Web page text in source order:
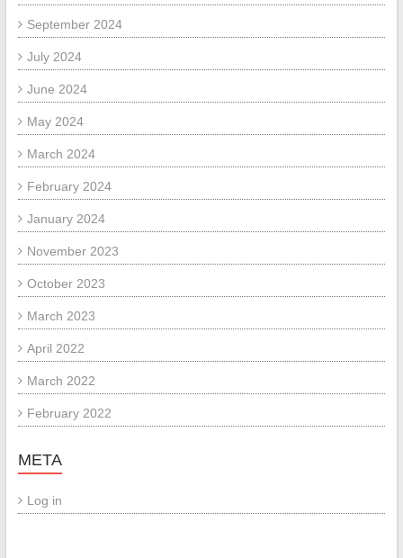
September 2024
July 2024
June 2024
May 2024
March 2024
February 2024
January 2024
November 2023
October 2023
March 2023
April 2022
March 2022
February 2022
META
Log in